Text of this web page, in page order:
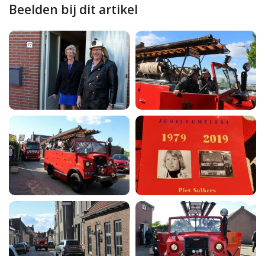
Beelden bij dit artikel